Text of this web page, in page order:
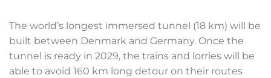
The world’s longest immersed tunnel (18 km) will be
built between Denmark and Germany. Once the
tunnel is ready in 2029, the trains and lorries will be
able to avoid 160 km long detour on their routes